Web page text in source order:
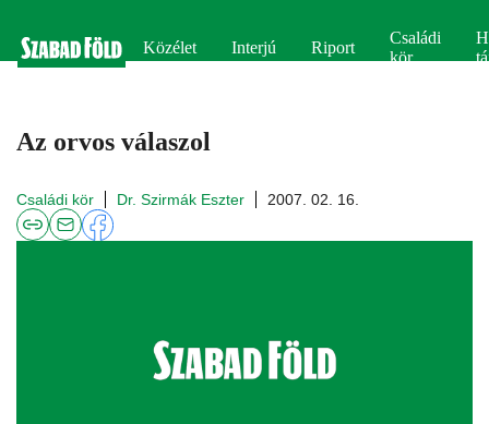
Közélet Interjú Riport
Családi
kör
Az orvos válaszol
Családi kör Dr. Szirmák Eszter 2007. 02. 16.